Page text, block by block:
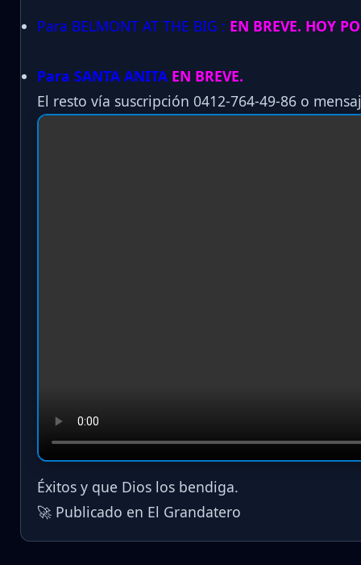
Para BELMONT AT THE BIG : EN BREVE. HOY
Para SANTA ANITA EN BREVE.
El resto vía suscripción 0412-764-49-86 o
Éxitos y que Dios los bendiga.
🚀 Publicado en El Grandatero